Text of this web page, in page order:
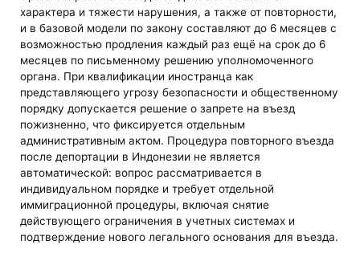
характера и тяжести нарушения, а также от повторности,
и в базовой модели по закону составляют до 6 месяцев с
возможностью продления каждый раз ещё на срок до 6
месяцев по письменному решению уполномоченного
органа. При квалификации иностранца как
представляющего угрозу безопасности и общественному
порядку допускается решение о запрете на въезд
пожизненно, что фиксируется отдельным
административным актом. Процедура повторного въезда
после депортации в Индонезии не является
автоматической: вопрос рассматривается в
индивидуальном порядке и требует отдельной
иммиграционной процедуры, включая снятие
действующего ограничения в учетных системах и
подтверждение нового легального основания для въезда.